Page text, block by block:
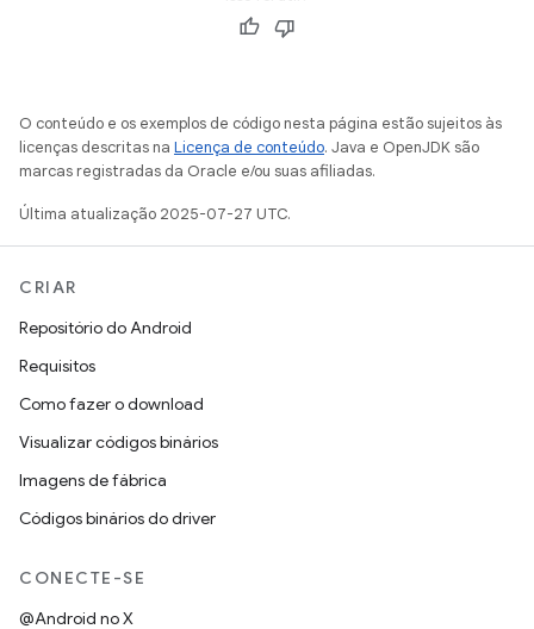
O conteúdo e os exemplos de código nesta página estão sujeitos às
licenças descritas na Licença de conteúdo. Java e OpenJDK são
marcas registradas da Oracle e/ou suas afiliadas.
Última atualização 2025-07-27 UTC.
CRIAR
Repositório do Android
Requisitos
Como fazer o download
Visualizar códigos binários
Imagens de fábrica
Códigos binários do driver
CONECTE-SE
@Android no X